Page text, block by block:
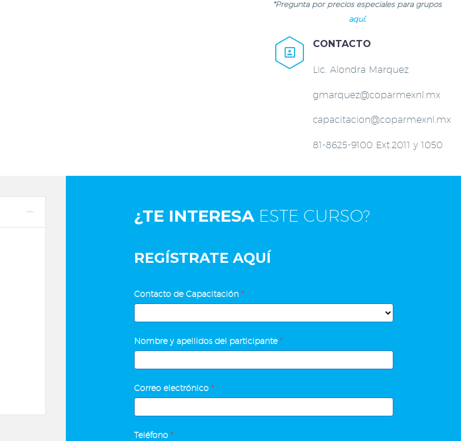
*Pregunta por precios especiales para grupos
aquí.


CONTACTO
Lic. Alondra Marquez
gmarquez@coparmexnl.mx
capacitacion@coparmexnl.mx
81-8625-9100 Ext.2011 y 1050
¿TE INTERESAESTE CURSO?
REGÍSTRATE AQUÍ
REPSE
–
ESQUEMA
DE
CONTRATACIÓN
DE
SERVICIOS
Contacto de Capacitación *
de
Nombre y apellidos del participante*
Correo electrónico *
Teléfono *